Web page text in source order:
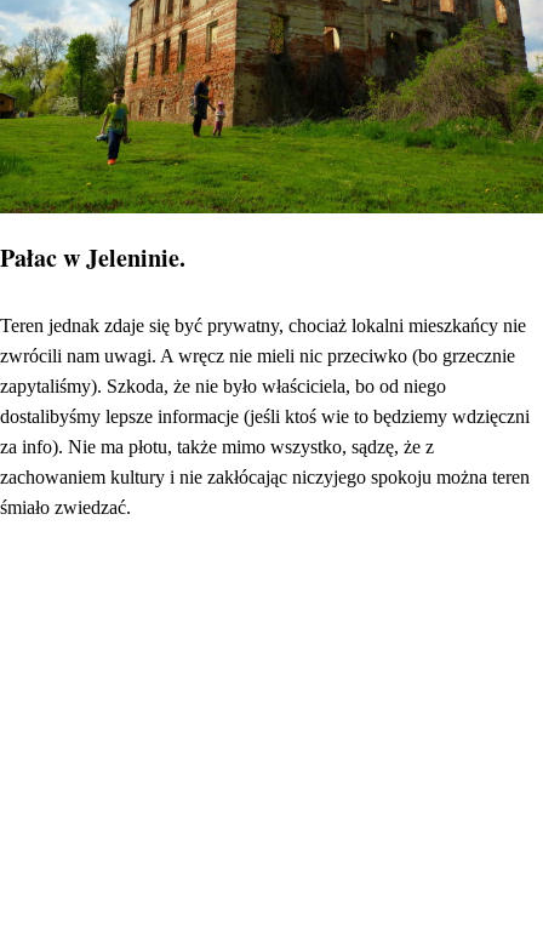
Pałac w Jeleninie.
Teren jednak zdaje się być prywatny, chociaż lokalni mieszkańcy nie
zwrócili nam uwagi. A wręcz nie mieli nic przeciwko (bo grzecznie
zapytaliśmy). Szkoda, że nie było właściciela, bo od niego
dostalibyśmy lepsze informacje (jeśli ktoś wie to będziemy wdzięczni
za info). Nie ma płotu, także mimo wszystko, sądzę, że z
zachowaniem kultury i nie zakłócając niczyjego spokoju można teren
śmiało zwiedzać.